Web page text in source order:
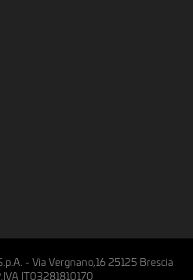
- Via Vergnano,16 25125 Brescia
IT03281810170